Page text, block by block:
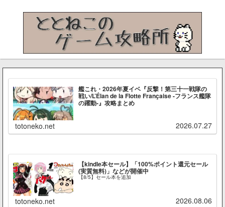
艦これ・2026年夏イベ『反撃！第三十一戦隊の
戦い/L’Élan de la Flotte Française -フランス艦隊
の躍動-』攻略まとめ
totoneko.net 2026.07.27
【kindle本セール】「100%ポイント還元セール
(実質無料)」などが開催中
【8/5】セール本を追加
totoneko.net 2026.08.06